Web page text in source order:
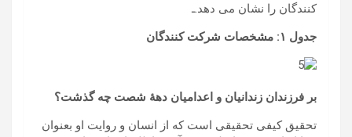
کنندگان را نشان می دهد.ـ
جدول ۱: مشخصات شرکت کنندگان
بر فرزندان زندانیان و اعدامیان دهۀ شصت چه گذشت؟
تحقیق کیفی تحقیقی است که از انسان و روایت او بعنوان